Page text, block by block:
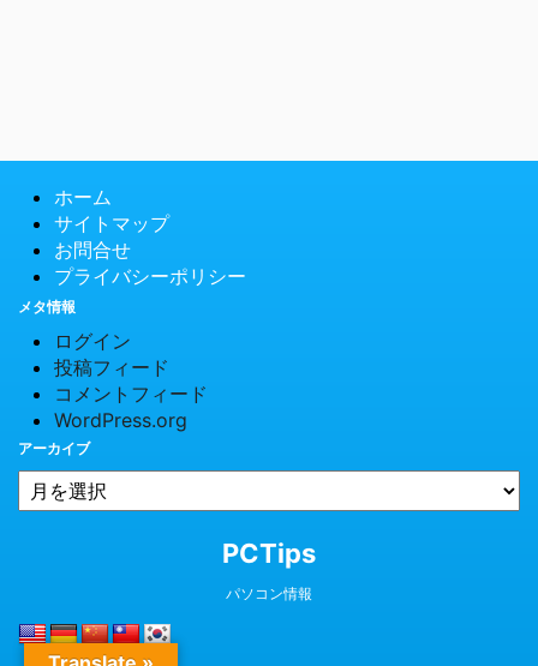
ホーム
サイトマップ
お問合せ
プライバシーポリシー
メタ情報
ログイン
投稿フィード
コメントフィード
WordPress.org
アーカイブ
PCTips
パソコン情報
© 2026 PCTips